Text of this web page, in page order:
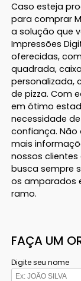
Caso esteja
para comprar
a solução que
Impressões
oferecidas,
quadrada,
personalizada,
de pizza. Com
em ótimo
necessidade
confiança.
mais
nossos
busca sempre
os amparados
ramo.
FAÇA UM
Digite seu nome